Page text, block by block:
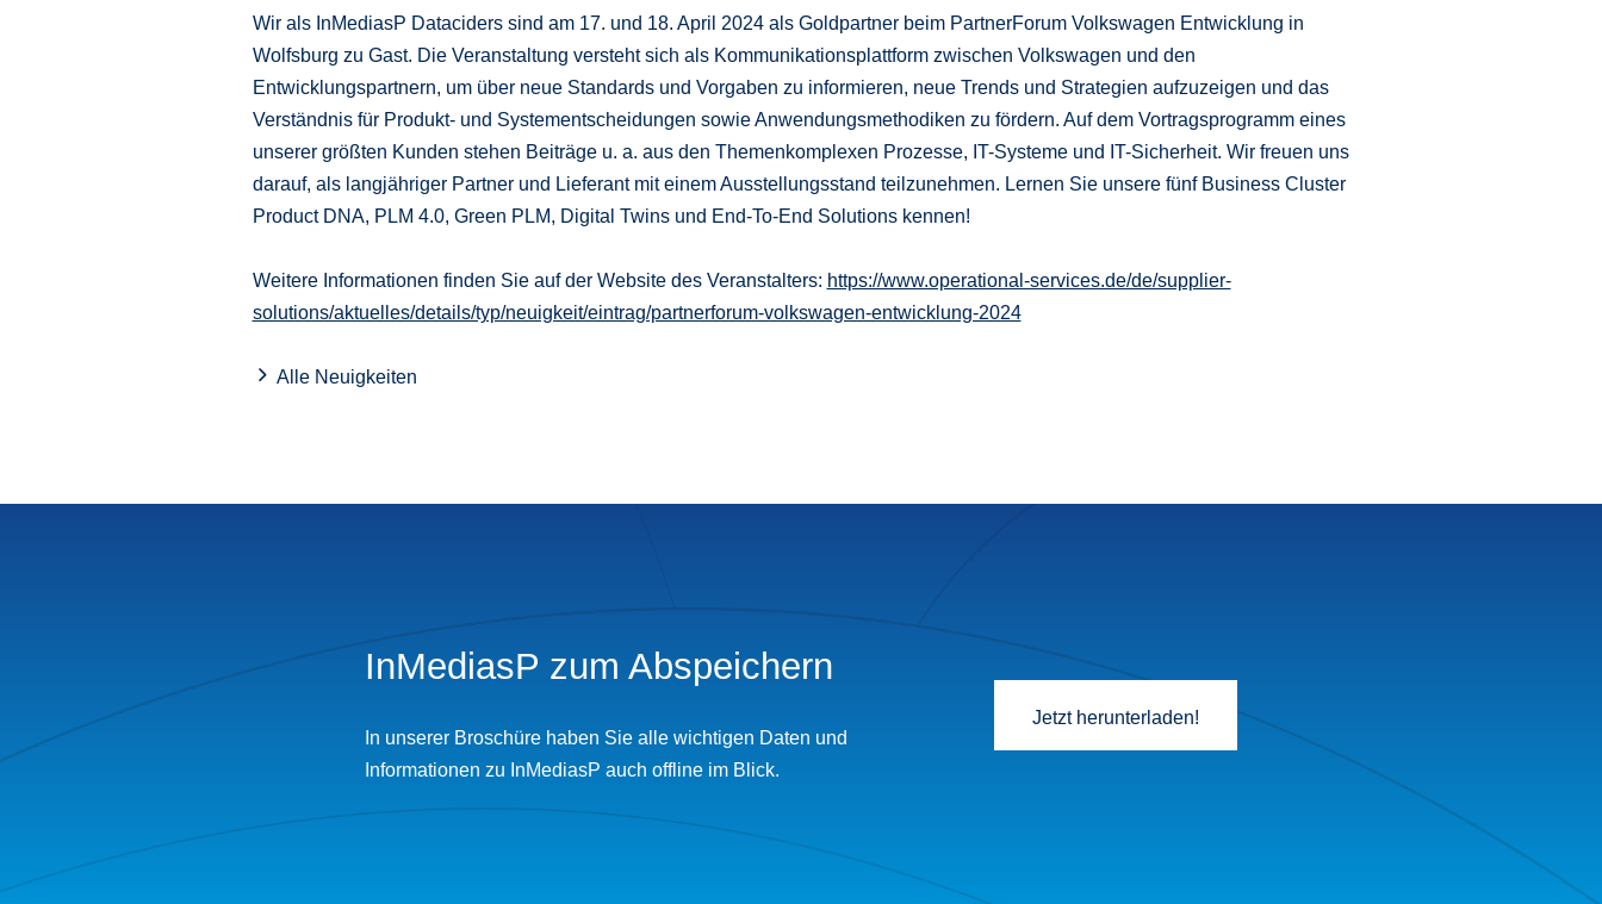
Wir als InMediasP Dataciders sind am 17. und 18. April 2024 als Goldpartner beim PartnerForum Volkswagen Entwicklung in
Wolfsburg zu Gast. Die Veranstaltung versteht sich als Kommunikationsplattform zwischen Volkswagen und den
Entwicklungspartnern, um über neue Standards und Vorgaben zu informieren, neue Trends und Strategien aufzuzeigen und das
Verständnis für Produkt- und Systementscheidungen sowie Anwendungsmethodiken zu fördern. Auf dem Vortragsprogramm eines
unserer größten Kunden stehen Beiträge u. a. aus den Themenkomplexen Prozesse, IT-Systeme und IT-Sicherheit. Wir freuen uns
darauf, als langjähriger Partner und Lieferant mit einem Ausstellungsstand teilzunehmen. Lernen Sie unsere fünf Business Cluster
Product DNA, PLM 4.0, Green PLM, Digital Twins und End-To-End Solutions kennen!
Weitere Informationen finden Sie auf der Website des Veranstalters: https://www.operational-services.de/de/supplier-
solutions/aktuelles/details/typ/neuigkeit/eintrag/partnerforum-volkswagen-entwicklung-2024
Alle Neuigkeiten
InMediasP zum Abspeichern
In unserer Broschüre haben Sie alle wichtigen Daten und
Informationen zu InMediasP auch offline im Blick.
Jetzt herunterladen!